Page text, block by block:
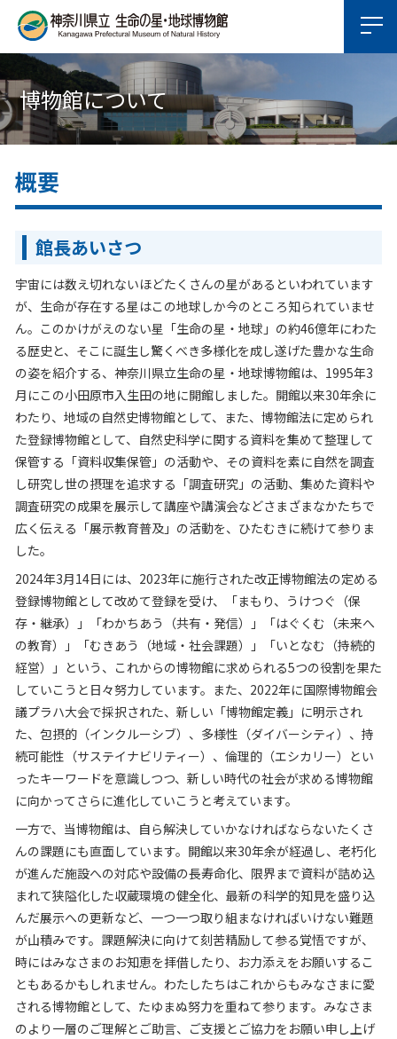
博物館について
概要
館長あいさつ
宇宙には数え切れないほどたくさんの星があるといわれています
が、生命が存在する星はこの地球しか今のところ知られていませ
ん。このかけがえのない星「生命の星・地球」の約46億年にわた
る歴史と、そこに誕生し驚くべき多様化を成し遂げた豊かな生命
の姿を紹介する、神奈川県立生命の星・地球博物館は、1995年3
月にこの小田原市入生田の地に開館しました。開館以来30年余に
わたり、地域の自然史博物館として、また、博物館法に定められ
た登録博物館として、自然史科学に関する資料を集めて整理して
保管する「資料収集保管」の活動や、その資料を素に自然を調査
し研究し世の摂理を追求する「調査研究」の活動、集めた資料や
調査研究の成果を展示して講座や講演会などさまざまなかたちで
広く伝える「展示教育普及」の活動を、ひたむきに続けて参りま
した。
2024年3月14日には、2023年に施行された改正博物館法の定める
登録博物館として改めて登録を受け、「まもり、うけつぐ（保
存・継承）」「わかちあう（共有・発信）」「はぐくむ（未来へ
の教育）」「むきあう（地域・社会課題）」「いとなむ（持続的
経営）」という、これからの博物館に求められる5つの役割を果た
していこうと日々努力しています。また、2022年に国際博物館会
議プラハ大会で採択された、新しい「博物館定義」に明示され
た、包摂的（インクルーシブ）、多様性（ダイバーシティ）、持
続可能性（サステイナビリティー）、倫理的（エシカリー）とい
ったキーワードを意識しつつ、新しい時代の社会が求める博物館
に向かってさらに進化していこうと考えています。
一方で、当博物館は、自ら解決していかなければならないたくさ
んの課題にも直面しています。開館以来30年余が経過し、老朽化
が進んだ施設への対応や設備の長寿命化、限界まで資料が詰め込
まれて狭隘化した収蔵環境の健全化、最新の科学的知見を盛り込
んだ展示への更新など、一つ一つ取り組まなければいけない難題
が山積みです。課題解決に向けて刻苦精励して参る覚悟ですが、
時にはみなさまのお知恵を拝借したり、お力添えをお願いするこ
ともあるかもしれません。わたしたちはこれからもみなさまに愛
される博物館として、たゆまぬ努力を重ねて参ります。みなさま
のより一層のご理解とご助言、ご支援とご協力をお願い申し上げ